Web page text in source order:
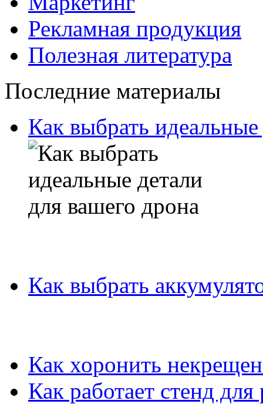
Рекламная продукция
Полезная литература
Последние материалы
Как выбрать
Как выбрать
Как хоронить
Как работает стенд